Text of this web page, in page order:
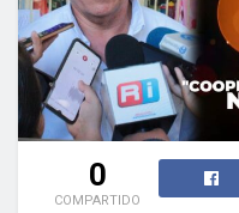
0
COMPARTIDO